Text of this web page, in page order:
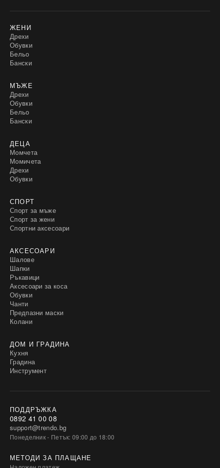
ЖЕНИ
Дрехи
Обувки
Бельо
Бански
МЪЖЕ
Дрехи
Обувки
Бельо
Бански
ДЕЦА
Момчета
Момичета
Дрехи
Обувки
СПОРТ
Спорт за мъже
Спорт за жени
Спортни аксесоари
АКСЕСОАРИ
Шалове
Шапки
Ръкавици
Аксесоари за коса
Обувки
Чанти
Предпазни маски
Колани
ДОМ И ГРАДИНА
Кухня
Градина
Инструмент
ПОДДРЪЖКА
0892 41 00 08
support@trendo.bg
Понеделник - Петък: 09:00 до 18:00
МЕТОДИ ЗА ПЛАЩАНЕ